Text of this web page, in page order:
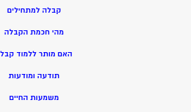
קבלה למתחילים
מהי חכמת הקבלה
האם מותר ללמוד
תודעה ומודעות
משמעות החיים